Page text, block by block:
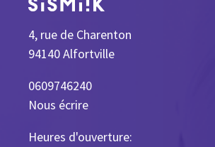
4, rue de Charenton
94140 Alfortville
0609746240
Nous écrire
Heures d'ouverture: